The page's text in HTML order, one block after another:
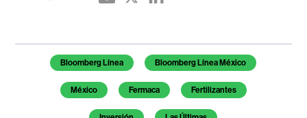
Temas de este artículo
Bloomberg Línea Bloomberg Línea México
México Fermaca Fertilizantes